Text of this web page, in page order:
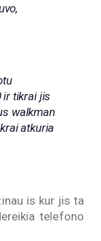
ir tikrai jis
walkman
atkuria
is kur jis ta
telefono